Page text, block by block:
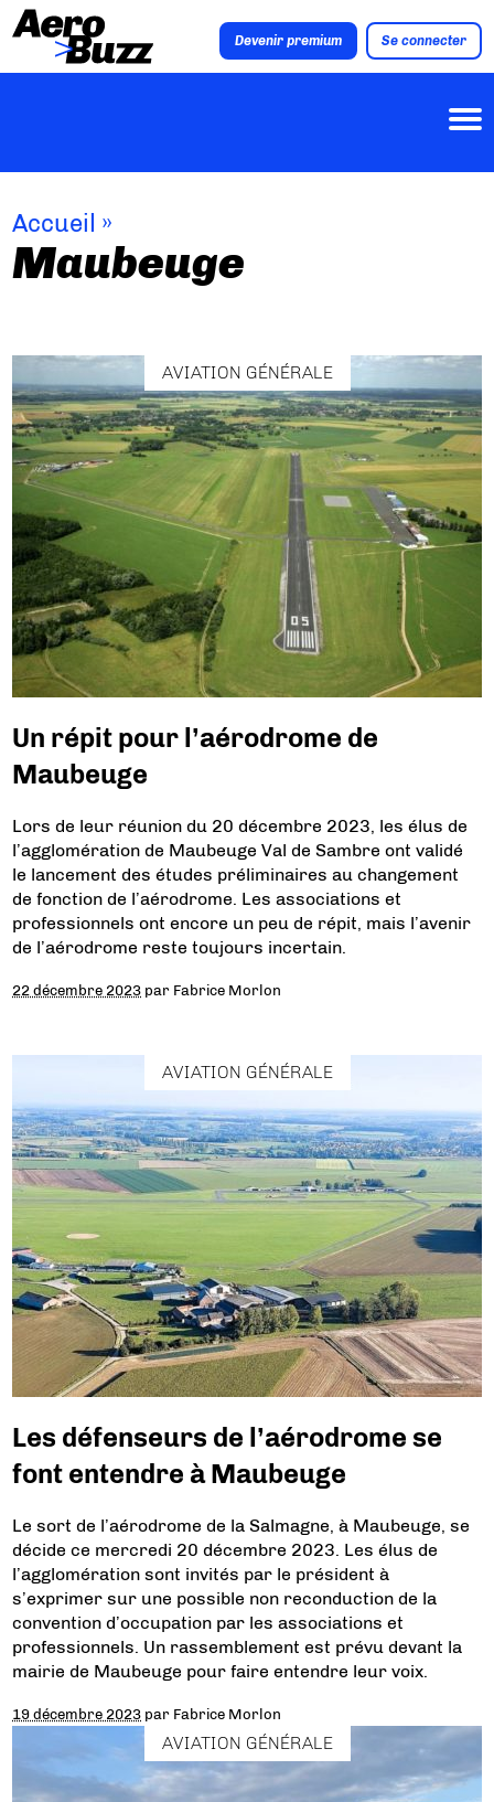
Devenir premium Se connecter
Accueil »
Maubeuge
AVIATION GÉNÉRALE
Un répit pour l’aérodrome de
Maubeuge
Lors de leur réunion du 20 décembre 2023, les élus de
l’agglomération de Maubeuge Val de Sambre ont validé
le lancement des études préliminaires au changement
de fonction de l’aérodrome. Les associations et
professionnels ont encore un peu de répit, mais l’avenir
de l’aérodrome reste toujours incertain.
22 décembre 2023 par Fabrice Morlon
AVIATION GÉNÉRALE
Les défenseurs de l’aérodrome se
font entendre à Maubeuge
Le sort de l’aérodrome de la Salmagne, à Maubeuge, se
décide ce mercredi 20 décembre 2023. Les élus de
l’agglomération sont invités par le président à
s’exprimer sur une possible non reconduction de la
convention d’occupation par les associations et
professionnels. Un rassemblement est prévu devant la
mairie de Maubeuge pour faire entendre leur voix.
19 décembre 2023 par Fabrice Morlon
AVIATION GÉNÉRALE